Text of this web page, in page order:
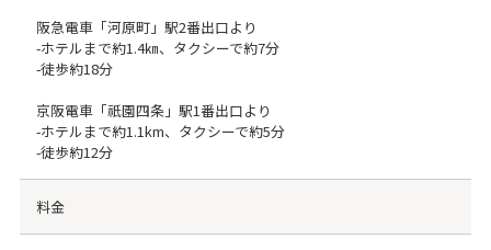
阪急電車「河原町」駅2番出口より
-ホテルまで約1.4㎞、タクシーで約7分
-徒歩約18分
京阪電車「祇園四条」駅1番出口より
-ホテルまで約1.1km、タクシーで約5分
-徒歩約12分
料金